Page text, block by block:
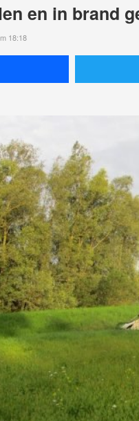
en in brand
18:18